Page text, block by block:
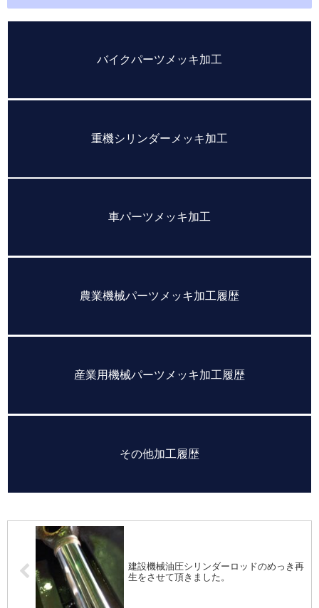
バイクパーツメッキ加工
重機シリンダーメッキ加工
車パーツメッキ加工
農業機械パーツメッキ加工履歴
産業用機械パーツメッキ加工履歴
その他加工履歴
建設機械油圧シリンダーロッドのめっき再
生をさせて頂きました。